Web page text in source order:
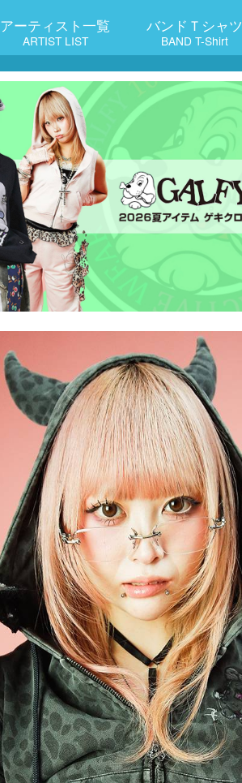
アーティスト一覧
ARTIST LIST
バンドＴシャツ
BAND T-Shirt